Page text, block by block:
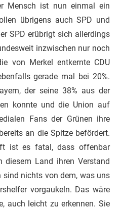
Mensch ist nun einmal ein
übrigens auch SPD und
SPD erübrigt sich allerdings
inzwischen nur noch
von Merkel entkernte CDU
gerade mal bei 20%.
der seine 38% aus der
konnte und die Union auf
Fans der Grünen ihre
an die Spitze befördert.
ist es fatal, dass offenbar
diesem Land ihren Verstand
sind nichts von dem, was uns
vorgaukeln. Das wäre
auch leicht zu erkennen. Sie